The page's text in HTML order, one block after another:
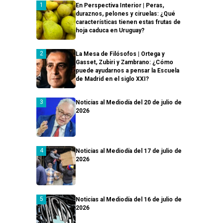
En Perspectiva Interior | Peras,
duraznos, pelones y ciruelas: ¿Qué
características tienen estas frutas de
hoja caduca en Uruguay?
La Mesa de Filósofos | Ortega y
Gasset, Zubiri y Zambrano: ¿Cómo
puede ayudarnos a pensar la Escuela
de Madrid en el siglo XXI?
Noticias al Mediodía del 20 de julio de
2026
Noticias al Mediodía del 17 de julio de
2026
Noticias al Mediodía del 16 de julio de
2026